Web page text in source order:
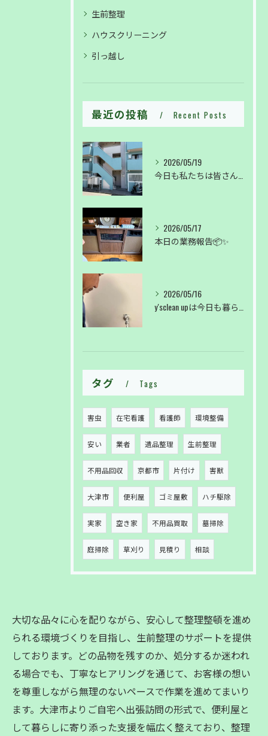
生前整理
ハウスクリーニング
引っ越し
最近の投稿 Recent Posts
2026/05/19
2026/05/17
本日の業務報告📦✨
2026/05/16
タグ Tags
害虫 在宅看護 看護師 環境整備
安い 業者 遺品整理 生前整理
不用品回収 京都市 片付け 害獣
大津市 便利屋 ゴミ屋敷 ハチ駆除
実家 空き家 不用品買取 墓掃除
庭掃除 草刈り 見積り 相談
大切な品々に心を配りながら、安心して整理整頓を進め
られる環境づくりを目指し、生前整理のサポートを提供
しております。どの品物を残すのか、処分するか迷われ
る場合でも、丁寧なヒアリングを通じて、お客様の想い
を尊重しながら無理のないペースで作業を進めてまいり
ます。大津市よりご自宅へ出張訪問の形式で、便利屋と
して暮らしに寄り添った支援を幅広く整えており、整理
お問い合わせはこちら
お問い合わせはこちら